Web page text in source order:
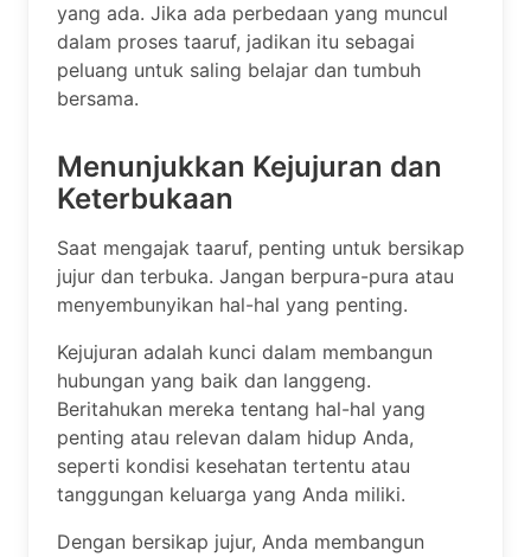
yang ada. Jika ada perbedaan yang muncul
dalam proses taaruf, jadikan itu sebagai
peluang untuk saling belajar dan tumbuh
bersama.
Menunjukkan Kejujuran dan
Keterbukaan
Saat mengajak taaruf, penting untuk bersikap
jujur dan terbuka. Jangan berpura-pura atau
menyembunyikan hal-hal yang penting.
Kejujuran adalah kunci dalam membangun
hubungan yang baik dan langgeng.
Beritahukan mereka tentang hal-hal yang
penting atau relevan dalam hidup Anda,
seperti kondisi kesehatan tertentu atau
tanggungan keluarga yang Anda miliki.
Dengan bersikap jujur, Anda membangun